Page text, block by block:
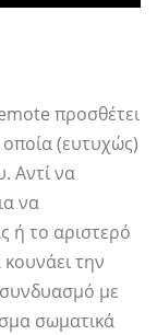
προσθέτει
οποία (ευτυχώς)
Αντί να
να
ή το αριστερό
την
με
σωματικά